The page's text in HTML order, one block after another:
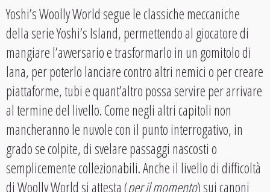
Yoshi’s Woolly World segue le classiche meccaniche
della serie Yoshi’s Island, permettendo al giocatore di
mangiare l’avversario e trasformarlo in un gomitolo di
lana, per poterlo lanciare contro altri nemici o per creare
piattaforme, tubi e quant’altro possa servire per arrivare
al termine del livello. Come negli altri capitoli non
mancheranno le nuvole con il punto interrogativo, in
grado se colpite, di svelare passaggi nascosti o
semplicemente collezionabili. Anche il livello di difficoltà
di Woolly World si attesta (per il momento) sui canoni